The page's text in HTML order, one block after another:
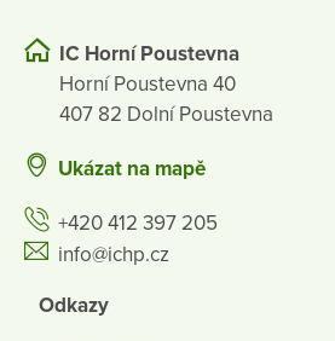
IC Horní Poustevna
Horní Poustevna 40
407 82 Dolní Poustevna
Ukázat na mapě
+420 412 397 205
info@ichp.cz
Odkazy